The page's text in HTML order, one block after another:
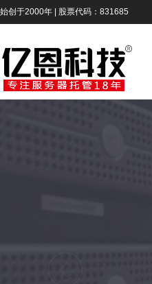
始创于2000年 | 股票代码：831685